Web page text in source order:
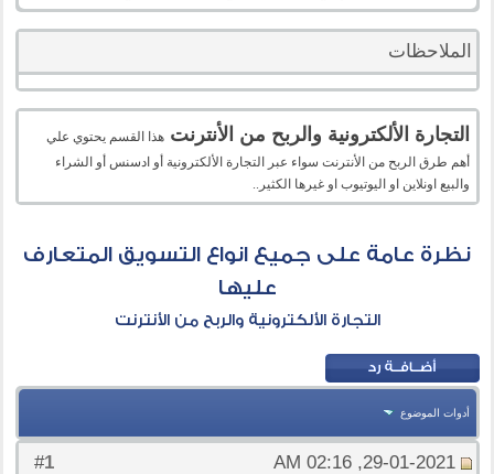
الملاحظات
التجارة الألكترونية والربح من الأنترنت هذا القسم يحتوي علي
أهم طرق الربح من الأنترنت سواء عبر التجارة الألكترونية أو ادسنس أو الشراء
والبيع اونلاين او اليوتيوب او غيرها الكثير..
نظرة عامة على جميع انواع التسويق المتعارف
عليها
التجارة الألكترونية والربح من الأنترنت
أدوات الموضوع
#
1 29-01-2021, 02:16 AM